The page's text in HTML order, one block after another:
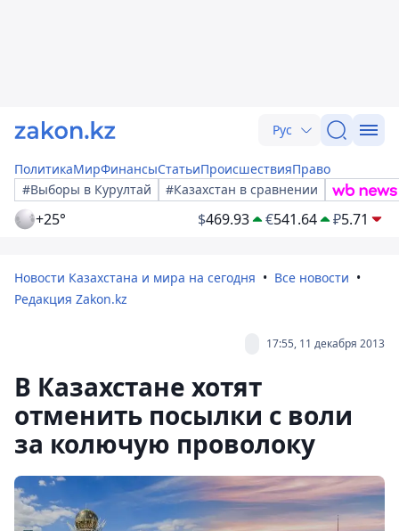
Рус
ПолитикаМирФинансыСтатьиПроисшествияПраво
#Выборы в Курултай
#Казахстан в сравнении
+25° $469.93 €541.64 ₽5.71
Новости Казахстана и мира на сегодня
Все новости
Редакция Zakon.kz
17:55, 11 декабря 2013
В Казахстане хотят
отменить посылки с воли
за колючую проволоку